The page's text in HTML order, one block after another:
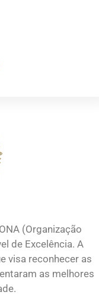
(Organização
de Excelência. A
visa reconhecer as
as melhores